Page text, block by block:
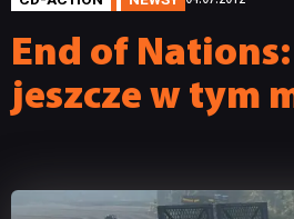
End of
jeszcze w tym